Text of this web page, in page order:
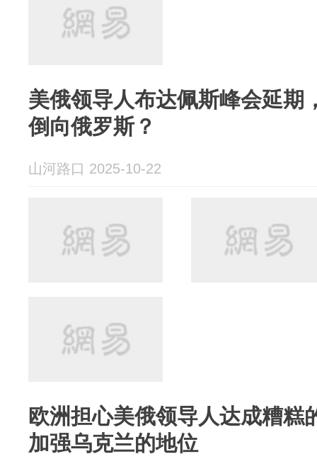
美俄领导人布达佩斯峰会延期
倒向俄罗斯？
山河路口 2025-10-22
欧洲担心美俄领导人达成糟糕
加强乌克兰的地位